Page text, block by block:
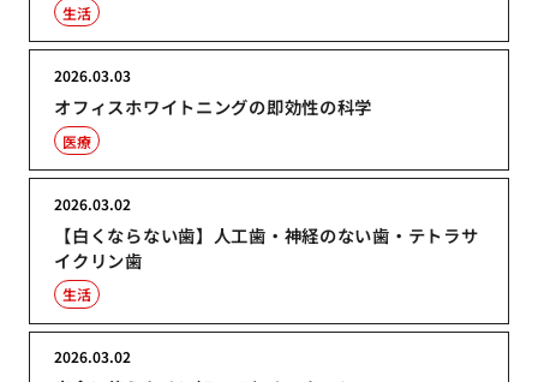
生活
オフィスホワイトニングの即効性の科学
2026.03.03
医療
【白くならない歯】人工歯・神経のない歯・テトラサ
イクリン歯
2026.03.02
生活
2026.03.02